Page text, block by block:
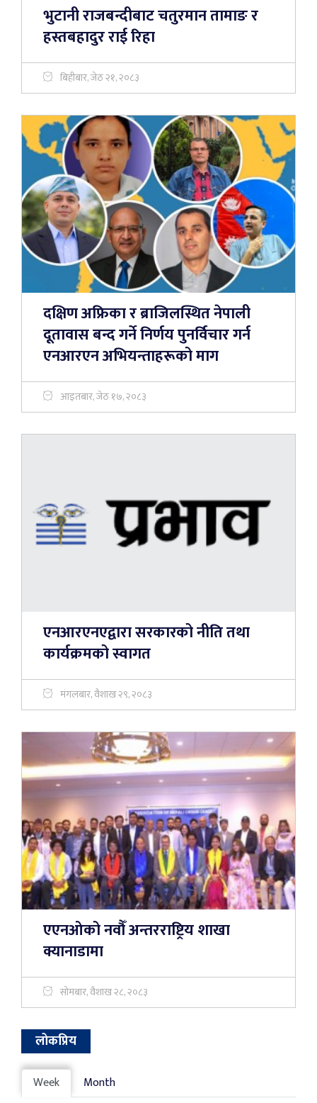
भुटानी राजबन्दीबाट चतुरमान तामाङ र
हस्तबहादुर राई रिहा
बिहीबार, जेठ २१, २०८३
दक्षिण अफ्रिका र ब्राजिलस्थित नेपाली
दूतावास बन्द गर्ने निर्णय पुनर्विचार गर्न
एनआरएन अभियन्ताहरूको माग
आइतबार, जेठ १७, २०८३
एनआरएनएद्वारा सरकारको नीति तथा
कार्यक्रमको स्वागत
मंगलबार, वैशाख २९, २०८३
एएनओको नवौँ अन्तरराष्ट्रिय शाखा
क्यानाडामा
सोमबार, वैशाख २८, २०८३
लोकप्रिय
Week Month